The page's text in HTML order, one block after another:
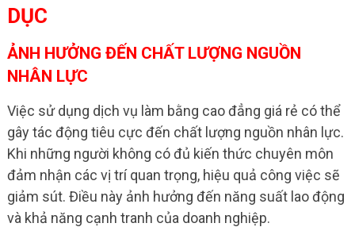
DỤC
ẢNH HƯỞNG ĐẾN CHẤT LƯỢNG NGUỒN
NHÂN LỰC
Việc sử dụng dịch vụ làm bằng cao đẳng giá rẻ có thể
gây tác động tiêu cực đến chất lượng nguồn nhân lực.
Khi những người không có đủ kiến thức chuyên môn
đảm nhận các vị trí quan trọng, hiệu quả công việc sẽ
giảm sút. Điều này ảnh hưởng đến năng suất lao động
và khả năng cạnh tranh của doanh nghiệp.